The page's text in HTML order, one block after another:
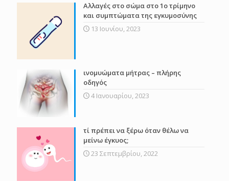
Αλλαγές στο σώμα στο 1ο τρίμηνο
και συμπτώματα της εγκυμοσύνης
13 Ιουνίου, 2023
ινομυώματα μήτρας – πλήρης
οδηγός
4 Ιανουαρίου, 2023
τί πρέπει να ξέρω όταν θέλω να
μείνω έγκυος;
23 Σεπτεμβρίου, 2022